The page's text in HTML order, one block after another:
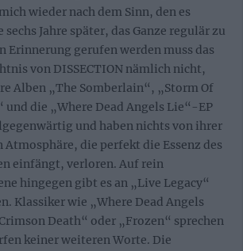
wieder nach dem Sinn, den es
Jahre später, das Ganze regulär zu
Erinnerung gerufen werden muss das
von DISSECTION nämlich nicht,
Alben „The Somberlain“, „Storm Of
und die „Where Dead Angels Lie“-EP
und haben nichts von ihrer
die perfekt die Essenz des
einfängt, verloren. Auf rein
hingegen gibt es an „Live Legacy“
Klassiker wie „Where Dead Angels
Death“ oder „Frozen“ sprechen
keiner weiteren Worte. Die